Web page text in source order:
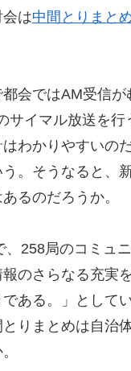
は中間とりまと
都会ではAM受信
サイマル放送を
わかりやすいの
。そうなると、
るのだろうか。
、258局のコミュ
報のさらなる充実
ある。」として
りまとめは自治